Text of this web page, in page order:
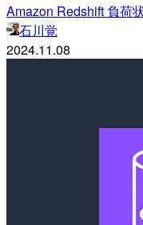
Amazon Redshift 負荷
石川覚
2024.11.08